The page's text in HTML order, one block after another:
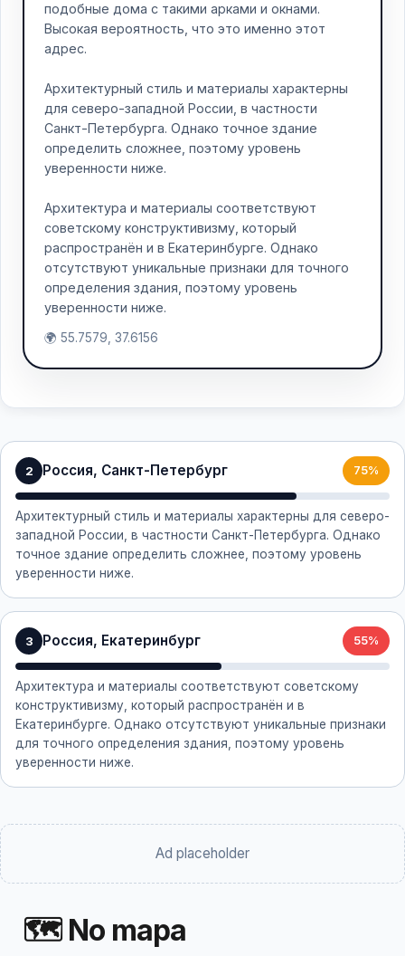
подобные дома с такими арками и окнами.
Высокая вероятность, что это именно этот
адрес.
Архитектурный стиль и материалы характерны
для северо-западной России, в частности
Санкт-Петербурга. Однако точное здание
определить сложнее, поэтому уровень
уверенности ниже.
Архитектура и материалы соответствуют
советскому конструктивизму, который
распространён и в Екатеринбурге. Однако
отсутствуют уникальные признаки для точного
определения здания, поэтому уровень
уверенности ниже.
🌍 55.7579, 37.6156
2 Россия, Санкт-Петербург 75%
Архитектурный стиль и материалы характерны для северо-
западной России, в частности Санкт-Петербурга. Однако
точное здание определить сложнее, поэтому уровень
уверенности ниже.
3 Россия, Екатеринбург 55%
Архитектура и материалы соответствуют советскому
конструктивизму, который распространён и в
Екатеринбурге. Однако отсутствуют уникальные признаки
для точного определения здания, поэтому уровень
уверенности ниже.
Ad placeholder
🗺 No mapa